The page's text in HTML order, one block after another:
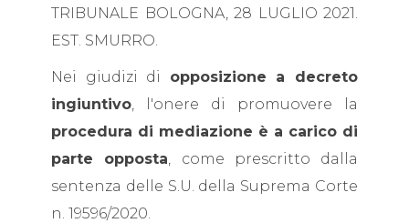
TRIBUNALE BOLOGNA, 28 LUGLIO 2021.
EST. SMURRO.
Nei giudizi di opposizione a decreto
ingiuntivo , l'onere di promuovere la
procedura di mediazione è a carico di
parte opposta , come prescritto dalla
sentenza delle S.U. della Suprema Corte
n. 19596/2020.